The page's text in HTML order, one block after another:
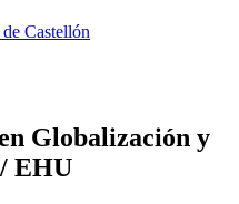
Castellón
Globalización y
EHU